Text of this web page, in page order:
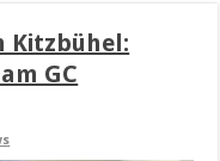
Kitzbühel:
GC